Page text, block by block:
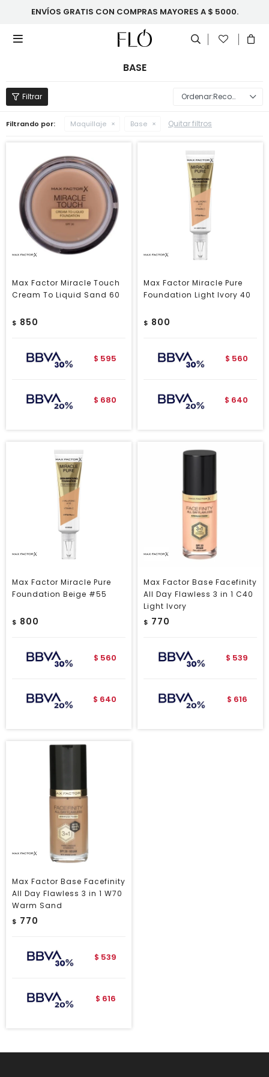
ENVÍOS GRATIS CON COMPRAS MAYORES A $ 5000.

BASE
Recomendados
Filtrando por: Maquillaje Base Quitar filtros
Max Factor Miracle Touch
Cream To Liquid Sand 60
$ 850
$ 595
$ 680
Max Factor Miracle Pure
Foundation Light Ivory 40
$ 800
$ 560
$ 640
Max Factor Miracle Pure
Foundation Beige #55
$ 800
$ 560
$ 640
Max Factor Base Facefinity
All Day Flawless 3 in 1 C40
Light Ivory
$ 770
$ 539
$ 616
Max Factor Base Facefinity
All Day Flawless 3 in 1 W70
Warm Sand
$ 770
$ 539
$ 616